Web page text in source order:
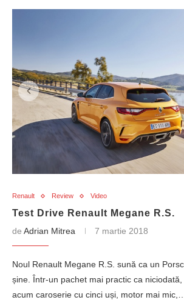
Renault Review Video
Test Drive Renault Megane R.S.
de Adrian Mitrea 7 martie 2018
Noul Renault Megane R.S. sună ca un
șine. Într-un pachet mai practic ca
acum caroserie cu cinci uși, motor mai mic,…